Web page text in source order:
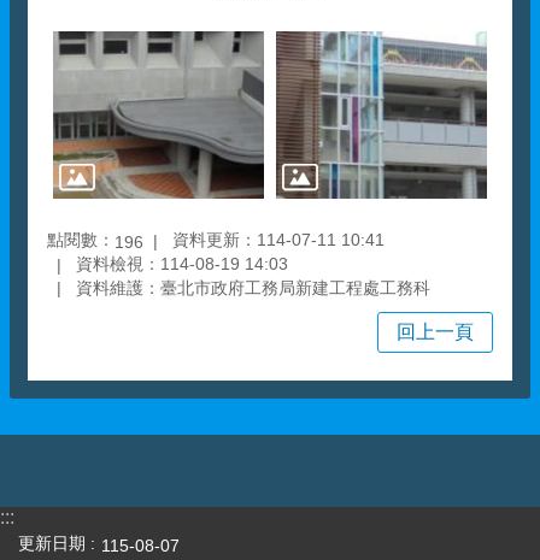
點閱數： 196
資料更新：114-07-11 10:41
資料檢視：114-08-19 14:03
資料維護：臺北市政府工務局新建工程處工務科
回上一頁
:::
更新日期 115-08-07